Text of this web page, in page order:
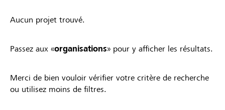
Aucun projet trouvé.
Passez aux «organisations» pour y afficher les résultats.
Merci de bien vouloir vérifier votre critère de recherche
ou utilisez moins de filtres.